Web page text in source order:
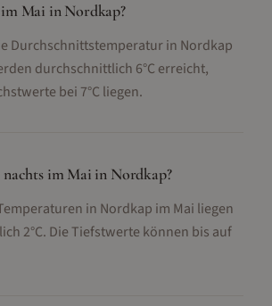
Mai in Nordkap?
Durchschnittstemperatur in Nordkap
durchschnittlich 6°C erreicht,
bei 7°C liegen.
im Mai in Nordkap?
in Nordkap im Mai liegen
2°C. Die Tiefstwerte können bis auf